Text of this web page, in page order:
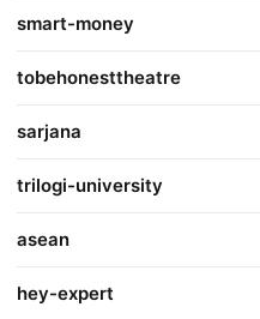
smart-money
tobehonesttheatre
sarjana
trilogi-university
asean
hey-expert